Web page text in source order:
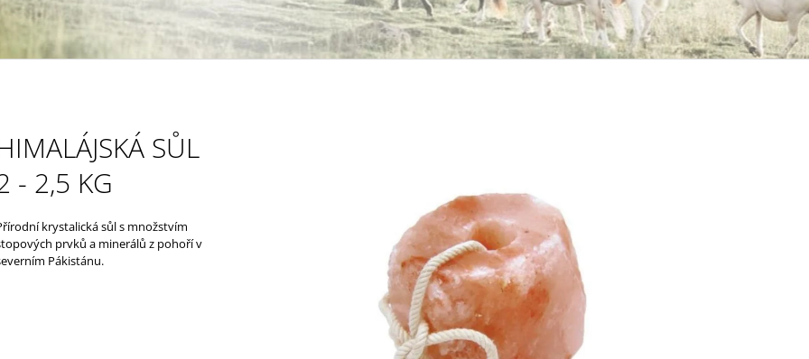
SŮL
- 2,5 KG
krystalická sůl s množstvím
prvků a minerálů z pohoří v
Pákistánu.
DOPORUČUJEME
VOJTĚŠKA GRANULOVANÁ 20 KG
Kč
SENO GRANULOVANÉ